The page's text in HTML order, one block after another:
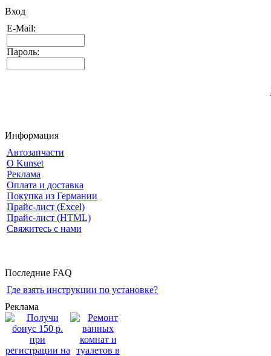
Вход
E-Mail:
Пароль:
Информация
Автозапчасти
О Kunset
Реклама
Оплата и доставка
Покупка из Германии
Прайс-лист (Excel)
Прайс-лист (HTML)
Свяжитесь с нами
Последние FAQ
Где взять инструкции по установке?
Реклама